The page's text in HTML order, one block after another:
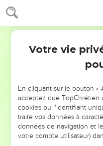
NE MANQUEZ
DE
ET SI LEURS ERREURS
Votre vie
En cliquant sur le bouton «
acceptez que TopChrétien
cookies ou l'identifiant
traite vos données à
données de navigation et
votre compte utilisateur)